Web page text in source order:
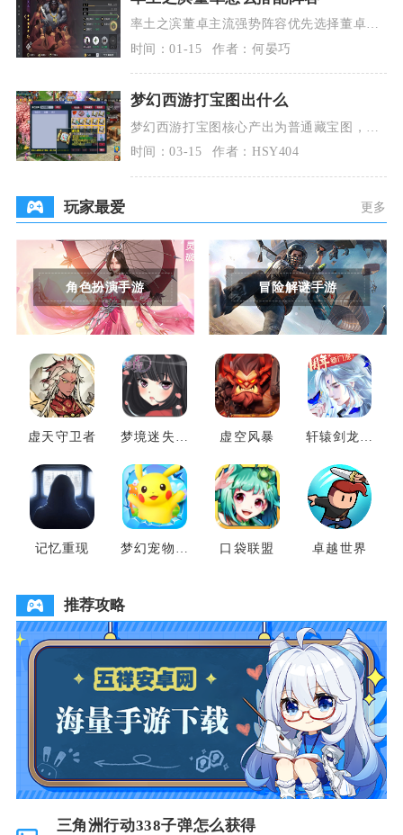
率土之滨董卓主流强势阵容优先选择董卓
+张奂+群貂蝉的群肉控体系，其次是董卓
+华雄+李儒的群
时间：01-15 作者：何晏巧
梦幻西游打宝图出什么
梦幻西游打宝图核心产出为普通藏宝图，配
套有少量银两、贼王任务奖励，挖宝阶段可
开出环装、制造
时间：03-15 作者：HSY404
玩家最爱 更多
角色扮演手游 冒险解谜手游
虚天守卫者
梦境迷失之
虚空风暴
轩辕剑龙舞
记忆重现
梦幻宠物联
口袋联盟 卓越世界
推荐攻略
三角洲行动338子弹怎么获得